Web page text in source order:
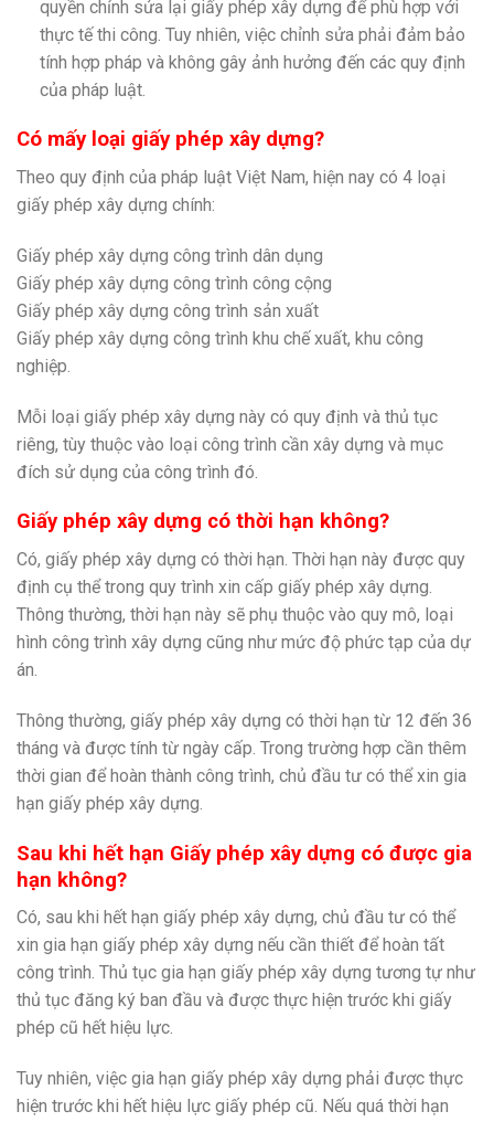
quyền chỉnh sửa lại giấy phép xây dựng để phù hợp với
thực tế thi công. Tuy nhiên, việc chỉnh sửa phải đảm bảo
tính hợp pháp và không gây ảnh hưởng đến các quy định
của pháp luật.
Có mấy loại giấy phép xây dựng?
Theo quy định của pháp luật Việt Nam, hiện nay có 4 loại
giấy phép xây dựng chính:
Giấy phép xây dựng công trình dân dụng
Giấy phép xây dựng công trình công cộng
Giấy phép xây dựng công trình sản xuất
Giấy phép xây dựng công trình khu chế xuất, khu công
nghiệp.
Mỗi loại giấy phép xây dựng này có quy định và thủ tục
riêng, tùy thuộc vào loại công trình cần xây dựng và mục
đích sử dụng của công trình đó.
Giấy phép xây dựng có thời hạn không?
Có, giấy phép xây dựng có thời hạn. Thời hạn này được quy
định cụ thể trong quy trình xin cấp giấy phép xây dựng.
Thông thường, thời hạn này sẽ phụ thuộc vào quy mô, loại
hình công trình xây dựng cũng như mức độ phức tạp của dự
án.
Thông thường, giấy phép xây dựng có thời hạn từ 12 đến 36
tháng và được tính từ ngày cấp. Trong trường hợp cần thêm
thời gian để hoàn thành công trình, chủ đầu tư có thể xin gia
hạn giấy phép xây dựng.
Sau khi hết hạn Giấy phép xây dựng có được gia
hạn không?
Có, sau khi hết hạn giấy phép xây dựng, chủ đầu tư có thể
xin gia hạn giấy phép xây dựng nếu cần thiết để hoàn tất
công trình. Thủ tục gia hạn giấy phép xây dựng tương tự như
thủ tục đăng ký ban đầu và được thực hiện trước khi giấy
phép cũ hết hiệu lực.
Tuy nhiên, việc gia hạn giấy phép xây dựng phải được thực
hiện trước khi hết hiệu lực giấy phép cũ. Nếu quá thời hạn